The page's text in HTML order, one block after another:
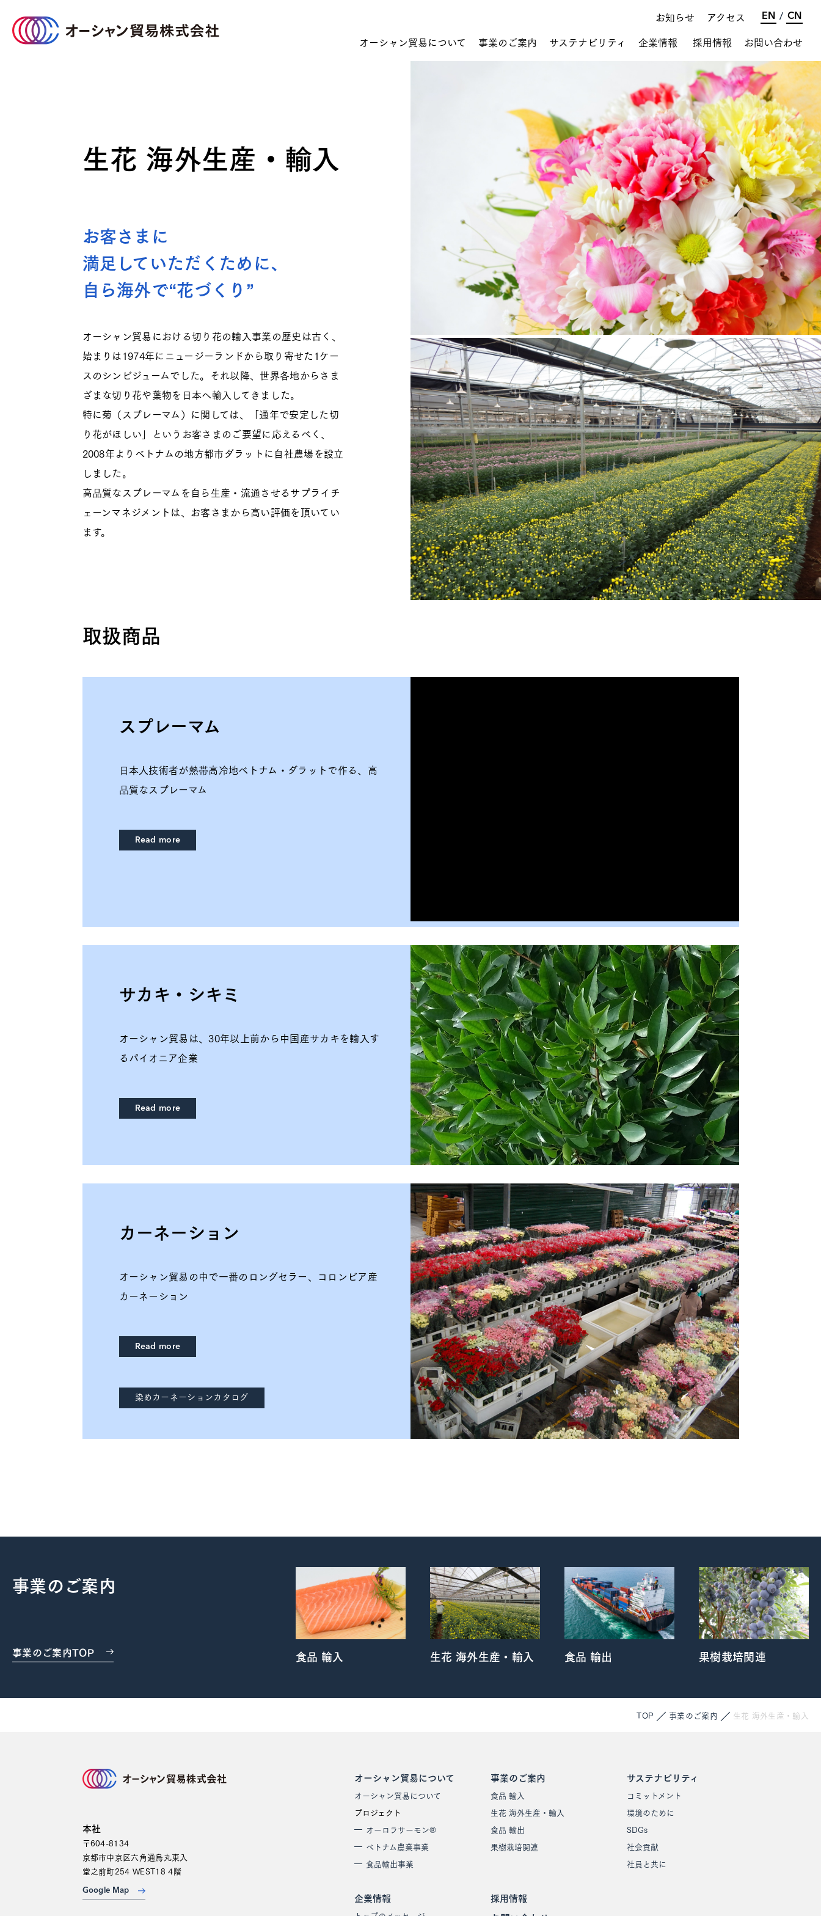
お知らせ アクセス EN / CN
オーシャン貿易について
プロジェクト紹介
オーロラサーモン® ベトナム農業事業
食品輸出事業
事業のご案内
事業のご案内TOP
生花 海外生産・輸入
果樹栽培関連
サステナビリティ
サステナビリティTOP
環境のために SDGs
社会貢献 社員と共に
企業情報
会社概要 沿革
組織図 ロゴについて お知らせ
採用情報 お問い合わせ
生花 海外生産・輸入
お客さまに
満足していただくために、
自ら海外で“花づくり”
オーシャン貿易における切り花の輸入事業の歴史は古く、
始まりは1974年にニュージーランドから取り寄せた1ケー
スのシンビジュームでした。それ以降、世界各地からさま
ざまな切り花や葉物を日本へ輸入してきました。
特に菊（スプレーマム）に関しては、「通年で安定した切
り花がほしい」というお客さまのご要望に応えるべく、
2008年よりベトナムの地方都市ダラットに自社農場を設立
しました。
高品質なスプレーマムを自ら生産・流通させるサプライチ
ェーンマネジメントは、お客さまから高い評価を頂いてい
ます。
取扱商品
スプレーマム
日本人技術者が熱帯高冷地ベトナム・ダラットで作る、高
品質なスプレーマム
Read more
サカキ・シキミ
オーシャン貿易は、30年以上前から中国産サカキを輸入す
るパイオニア企業
Read more
カーネーション
オーシャン貿易の中で一番のロングセラー、コロンビア産
カーネーション
Read more
染めカーネーションカタログ
事業のご案内
事業のご案内TOP 食品 輸入 生花 海外生産・輸入 食品 輸出 果樹栽培関連
TOP 事業のご案内 生花 海外生産・輸入
本社
〒604-8134
京都市中京区六角通烏丸東入
堂之前町254 WEST18 4階
Google Map
オーシャン貿易について
オーシャン貿易について
プロジェクト
オーロラサーモン®
ベトナム農業事業
食品輸出事業
事業のご案内
食品 輸入
生花 海外生産・輸入
食品 輸出
果樹栽培関連
サステナビリティ
コミットメント
環境のために
SDGs
社会貢献
社員と共に
企業情報 採用情報